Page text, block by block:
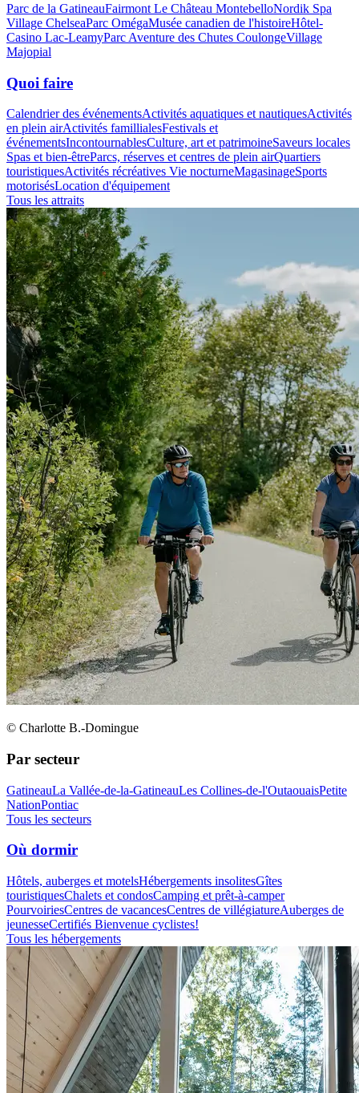
Parc de la GatineauFairmont Le Château MontebelloNordik Spa
Village ChelseaParc OmégaMusée canadien de l'histoireHôtel-
Casino Lac-LeamyParc Aventure des Chutes CoulongeVillage
Majopial
Quoi faire
Calendrier des événementsActivités aquatiques et nautiquesActivités
en plein airActivités famillialesFestivals et
événementsIncontournablesCulture, art et patrimoineSaveurs locales
Spas et bien-êtreParcs, réserves et centres de plein airQuartiers
touristiquesActivités récréatives Vie nocturneMagasinageSports
motorisésLocation d'équipement
Tous les attraits
© Charlotte B.-Domingue
Par secteur
GatineauLa Vallée-de-la-GatineauLes Collines-de-l'OutaouaisPetite
NationPontiac
Tous les secteurs
Où dormir
Hôtels, auberges et motelsHébergements insolitesGîtes
touristiquesChalets et condosCamping et prêt-à-camper
PourvoiriesCentres de vacancesCentres de villégiatureAuberges de
jeunesseCertifiés Bienvenue cyclistes!
Tous les hébergements